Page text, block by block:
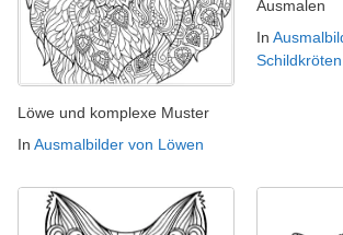
Löwe und komplexe Muster
In Ausmalbilder von Löwen
Ausmalen
In
Schildkröten